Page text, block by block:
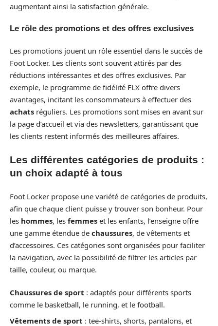
augmentant ainsi la satisfaction générale.
Le rôle des promotions et des offres exclusives
Les promotions jouent un rôle essentiel dans le succès de
Foot Locker. Les clients sont souvent attirés par des
réductions intéressantes et des offres exclusives. Par
exemple, le programme de fidélité FLX offre divers
avantages, incitant les consommateurs à effectuer des
achats réguliers. Les promotions sont mises en avant sur
la page d’accueil et via des newsletters, garantissant que
les clients restent informés des meilleures affaires.
Les différentes catégories de produits :
un choix adapté à tous
Foot Locker propose une variété de catégories de produits,
afin que chaque client puisse y trouver son bonheur. Pour
les hommes, les femmes et les enfants, l’enseigne offre
une gamme étendue de chaussures, de vêtements et
d’accessoires. Ces catégories sont organisées pour faciliter
la navigation, avec la possibilité de filtrer les articles par
taille, couleur, ou marque.
Chaussures de sport : adaptés pour différents sports
comme le basketball, le running, et le football.
Vêtements de sport : tee-shirts, shorts, pantalons, et